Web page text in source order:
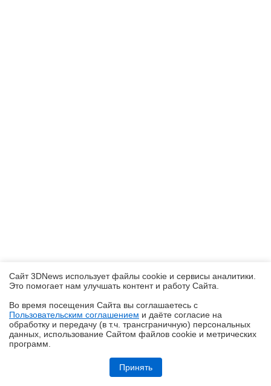
Обзор робота-уборщика Midea VCR V15 MAX ULTRA: не разменивайся
на мелочи (но не переплачивай)
Сайт 3DNews использует файлы cookie и сервисы аналитики.
Это помогает нам улучшать контент и работу Cайта.
Во время посещения Cайта вы соглашаетесь с
Пользовательским соглашением и даёте согласие на
обработку и передачу (в т.ч. трансграничную) персональных
данных, использование Cайтом файлов cookie и метрических
программ.
Принять